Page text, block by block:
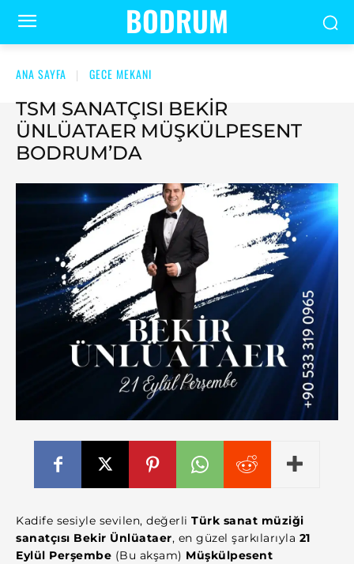
BODRUM
ANA SAYFA GECE MEKANI
TSM SANATÇISI BEKIR
ÜNLÜATAER MÜŞKÜLPESENT
BODRUM’DA
Kadife sesiyle sevilen, değerli Türk sanat müziği
sanatçısı Bekir Ünlüataer, en güzel şarkılarıyla 21
Eylül Perşembe (Bu akşam) Müşkülpesent